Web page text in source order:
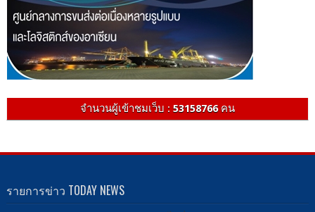
จำนวนผู้เข้าชมเว็บ : 53158766คน
รายการข่าว TODAY NEWS